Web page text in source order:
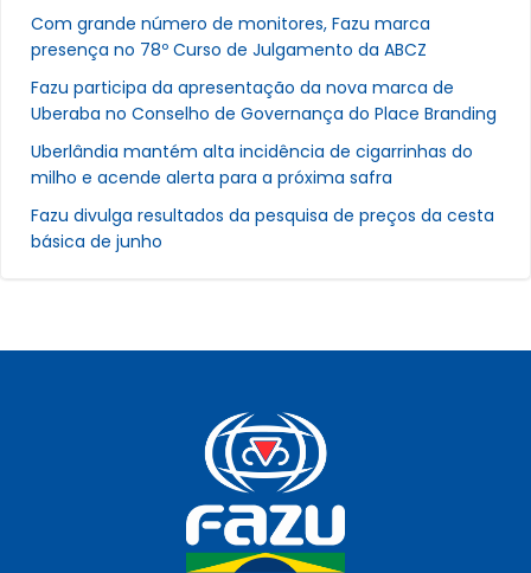
Com grande número de monitores, Fazu marca
presença no 78º Curso de Julgamento da ABCZ
Fazu participa da apresentação da nova marca de
Uberaba no Conselho de Governança do Place Branding
Uberlândia mantém alta incidência de cigarrinhas do
milho e acende alerta para a próxima safra
Fazu divulga resultados da pesquisa de preços da cesta
básica de junho